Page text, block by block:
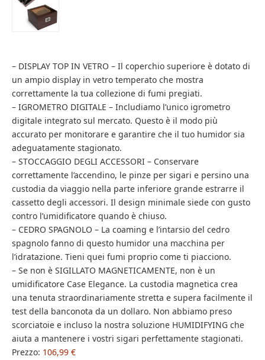
– DISPLAY TOP IN VETRO – Il coperchio superiore è dotato di
un ampio display in vetro temperato che mostra
correttamente la tua collezione di fumi pregiati.
– IGROMETRO DIGITALE – Includiamo l’unico igrometro
digitale integrato sul mercato. Questo è il modo più
accurato per monitorare e garantire che il tuo humidor sia
adeguatamente stagionato.
– STOCCAGGIO DEGLI ACCESSORI – Conservare
correttamente l’accendino, le pinze per sigari e persino una
custodia da viaggio nella parte inferiore grande estrarre il
cassetto degli accessori. Il design minimale siede con gusto
contro l’umidificatore quando è chiuso.
– CEDRO SPAGNOLO – La coaming e l’intarsio del cedro
spagnolo fanno di questo humidor una macchina per
l’idratazione. Tieni quei fumi proprio come ti piacciono.
– Se non è SIGILLATO MAGNETICAMENTE, non è un
umidificatore Case Elegance. La custodia magnetica crea
una tenuta straordinariamente stretta e supera facilmente il
test della banconota da un dollaro. Non abbiamo preso
scorciatoie e incluso la nostra soluzione HUMIDIFYING che
aiuta a mantenere i vostri sigari perfettamente stagionati.
Prezzo: 106,99 €